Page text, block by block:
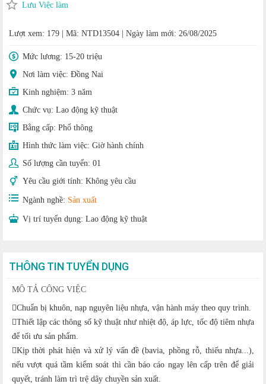
Lưu Việc làm
Lượt xem: 179 Mã: NTD13504 Ngày làm mới: 26/08/2025
Mức lương: 15-20 triệu
Nơi làm việc: Đồng Nai
Kinh nghiệm: 3 năm
Chức vụ: Lao động kỹ thuật
Bằng cấp: Phổ thông
Hình thức làm việc: Giờ hành chính
Số lượng cần tuyển: 01
Yêu cầu giới tính: Không yêu cầu
Ngành nghề: Sản xuất
Vị trí tuyển dụng: Lao động kỹ thuật
THÔNG TIN TUYỂN DỤNG
MÔ TẢ CÔNG VIỆC
Chuẩn bị khuôn, nạp nguyên liệu nhựa, vận hành máy theo quy trình.
Thiết lập các thông số kỹ thuật như nhiệt độ, áp lực, tốc độ tiêm nhựa
để tối ưu sản phẩm.
Kịp thời phát hiện và xử lý vấn đề (bavia, phồng rỗ, thiếu nhựa...),
nếu vượt quá tầm kiểm soát thì cần báo cáo ngay lên cấp trên để giải
quyết, tránh làm trì trệ dây chuyền sản xuất.